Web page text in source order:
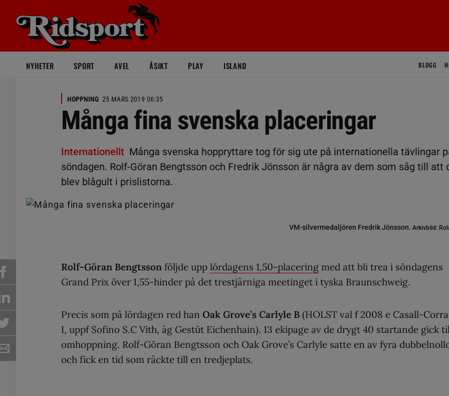
NYHETER SPORT AVEL ÅSIKT PLAY ISLAND BLOGG
HOPPNING 25 MARS 2019 06:35
Många fina svenska placeringar
Internationellt Många svenska hoppryttare tog för sig ute på internationella tävlingar
söndagen. Rolf-Göran Bengtsson och Fredrik Jönsson är några av dem som såg till att
blev blågult i prislistorna.
VM-silvermedaljören Fredrik Jönsson.Arkivbild:
Rolf-Göran Bengtsson följde upp lördagens 1,50-placering med att bli trea i söndagens
Grand Prix över 1,55-hinder på det trestjärniga meetinget i tyska Braunschweig.
Precis som på lördagen red han Oak Grove’s Carlyle B (HOLST val f 2008 e Casall-
I, uppf Sofino S.C Vith, äg Gestüt Eichenhain). 13 ekipage av de drygt 40 startande gick
omhoppning. Rolf-Göran Bengtsson och Oak Grove’s Carlyle satte en av fyra
och fick en tid som räckte till en tredjeplats.